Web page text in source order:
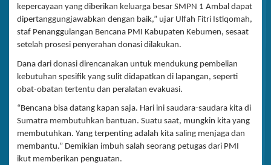
kepercayaan yang diberikan keluarga besar SMPN 1 Ambal dapat
dipertanggungjawabkan dengan baik,” ujar Ulfah Fitri Istiqomah,
staf Penanggulangan Bencana PMI Kabupaten Kebumen, sesaat
setelah prosesi penyerahan donasi dilakukan.
Dana dari donasi direncanakan untuk mendukung pembelian
kebutuhan spesifik yang sulit didapatkan di lapangan, seperti
obat-obatan tertentu dan peralatan evakuasi.
“Bencana bisa datang kapan saja. Hari ini saudara-saudara kita di
Sumatra membutuhkan bantuan. Suatu saat, mungkin kita yang
membutuhkan. Yang terpenting adalah kita saling menjaga dan
membantu.” Demikian imbuh salah seorang petugas dari PMI
ikut memberikan penguatan.